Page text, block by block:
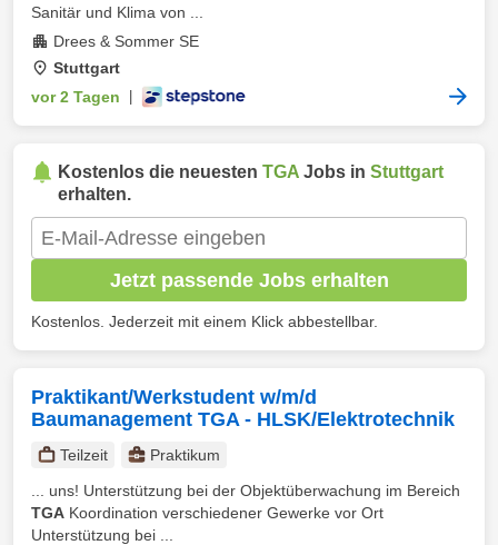
Sanitär und Klima von ...
Drees & Sommer SE
Stuttgart
vor 2 Tagen
Kostenlos die neuesten TGA Jobs in Stuttgart
erhalten.
Jetzt passende Jobs erhalten
Kostenlos. Jederzeit mit einem Klick abbestellbar.
Praktikant/Werkstudent w/m/d
Baumanagement TGA - HLSK/Elektrotechnik
Teilzeit
Praktikum
... uns! Unterstützung bei der Objektüberwachung im Bereich
TGA Koordination verschiedener Gewerke vor Ort
Unterstützung bei ...